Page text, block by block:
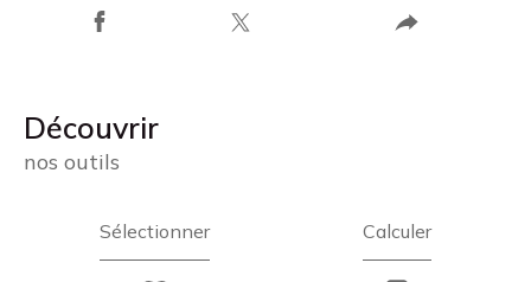
découvrir
nos outils
Sélectionner Calculer